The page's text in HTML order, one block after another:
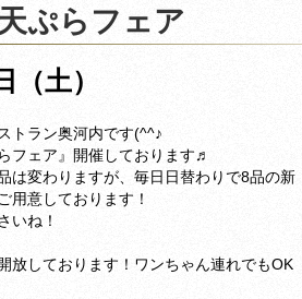
ぷらフェア
土）
トラン奥河内です(^^♪
フェア』開催しております♬
は変わりますが、毎日日替わりで8品の新
用意しております！
いね！
放しております！ワンちゃん連れでもOK